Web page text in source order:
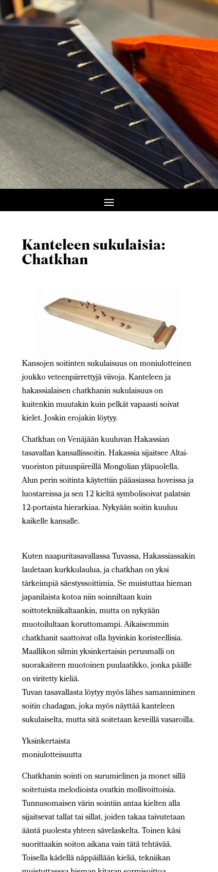
Kanteleen sukulaisia:
Chatkhan
Kansojen soitinten sukulaisuus on moniulotteinen
joukko veteenpiirrettyjä viivoja. Kanteleen ja
hakassialaisen chatkhanin sukulaisuus on
kuitenkin muutakin kuin pelkät vapaasti soivat
kielet. Joskin erojakin löytyy.
Chatkhan on Venäjään kuuluvan Hakassian
tasavallan kansallissoitin. Hakassia sijaitsee Altai-
vuoriston pituuspiireillä Mongolian yläpuolella.
Alun perin soitinta käytettiin pääasiassa hoveissa ja
luostareissa ja sen 12 kieltä symbolisoivat palatsin
12-portaista hierarkiaa. Nykyään soitin kuuluu
kaikelle kansalle.
Kuten naapuritasavallassa Tuvassa, Hakassiassakin
lauletaan kurkkulaulua, ja chatkhan on yksi
tärkeimpiä säestyssoittimia. Se muistuttaa hieman
japanilaista kotoa niin soinniltaan kuin
soittotekniikaltaankin, mutta on nykyään
muotoilultaan koruttomampi. Aikaisemmin
chatkhanit saattoivat olla hyvinkin koristeellisia.
Maallikon silmin yksinkertaisin perusmalli on
suorakaiteen muotoinen puulaatikko, jonka päälle
on viritetty kieliä.
Tuvan tasavallasta löytyy myös lähes samanniminen
soitin chadagan, joka myös näyttää kanteleen
sukulaiselta, mutta sitä soitetaan keveillä vasaroilla.
Yksinkertaista
moniulotteisuutta
Chatkhanin sointi on surumielinen ja monet sillä
soitetuista melodioista ovatkin mollivoittoisia.
Tunnusomaisen värin sointiin antaa kielten alla
sijaitsevat tallat tai sillat, joiden takaa taivutetaan
ääntä puolesta yhteen sävelaskelta. Toinen käsi
suorittaakin soiton aikana vain tätä tehtävää.
Toisella kädellä näppäillään kieliä, tekniikan